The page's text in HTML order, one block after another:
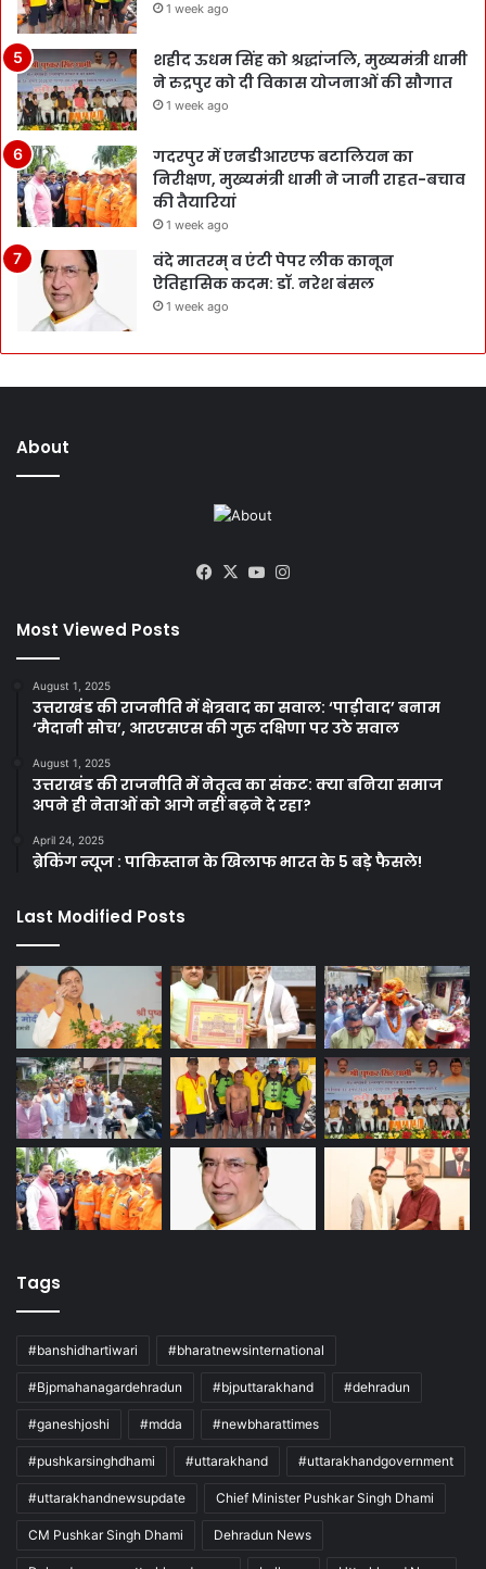
1 week ago
शहीद ऊधम सिंह को श्रद्धांजलि, मुख्यमंत्री धामी
ने रुद्रपुर को दी विकास योजनाओं की सौगात
1 week ago
गदरपुर में एनडीआरएफ बटालियन का
निरीक्षण, मुख्यमंत्री धामी ने जानी राहत-बचाव
की तैयारियां
1 week ago
वंदे मातरम् व एंटी पेपर लीक कानून
ऐतिहासिक कदम: डॉ. नरेश बंसल
1 week ago
About
Facebook
X YouTube
Most Viewed Posts
August 1, 2025
उत्तराखंड की राजनीति में क्षेत्रवाद का सवाल: ‘पाड़ीवाद’ बनाम
‘मैदानी सोच’, आरएसएस की गुरु दक्षिणा पर उठे सवाल
August 1, 2025
उत्तराखंड की राजनीति में नेतृत्व का संकट: क्या बनिया समाज
अपने ही नेताओं को आगे नहीं बढ़ने दे रहा?
April 24, 2025
ब्रेकिंग न्यूज : पाकिस्तान के खिलाफ भारत के 5 बड़े फैसले!
Last Modified Posts
Tags
#banshidhartiwari #bharatnewsinternational
#Bjpmahanagardehradun #bjputtarakhand #dehradun
#ganeshjoshi #mdda #newbharattimes
#pushkarsinghdhami #uttarakhand #uttarakhandgovernment
#uttarakhandnewsupdate Chief Minister Pushkar Singh Dhami
CM Pushkar Singh Dhami Dehradun News